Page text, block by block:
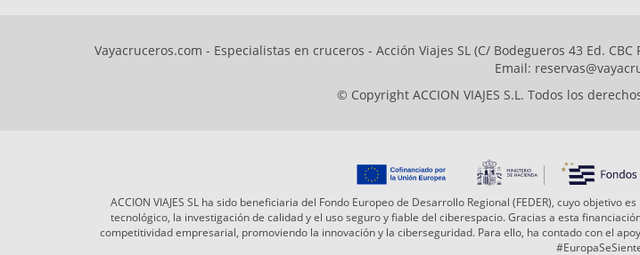
Vayacruceros.com - Especialistas en cruceros - Acción Viajes SL (C/ Bodegueros 43 Ed. CBC
Email:
© Copyright ACCION VIAJES S.L. Todos los
ACCION VIAJES SL ha sido beneficiaria del Fondo Europeo de Desarrollo Regional (FEDER), cuyo
tecnológico, la investigación de calidad y el uso seguro y fiable del ciberespacio. Gracias a esta
competitividad empresarial, promoviendo la innovación y la ciberseguridad. Para ello, ha contado con el